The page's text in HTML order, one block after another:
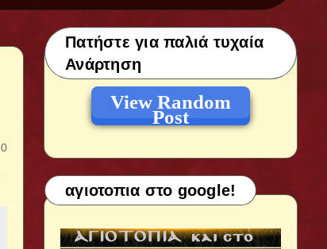
0
Πατήστε για παλιά τυχαία
Ανάρτηση
View Random
Post
αγιοτοπια στο google!